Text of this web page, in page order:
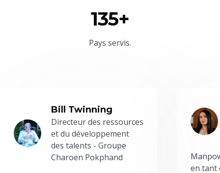
135+
Pays servis.
Bill Twinning
Directeur des ressources
et du développement
des talents - Groupe
Charoen Pokphand
en tant